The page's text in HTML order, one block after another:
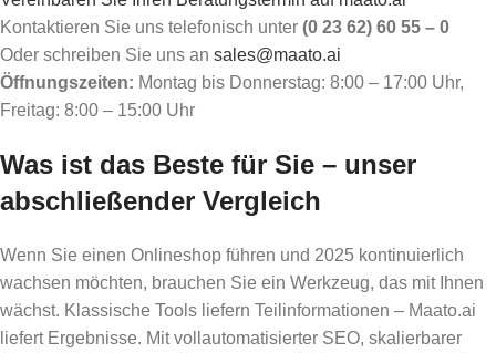
Kontaktieren Sie uns telefonisch unter (0 23 62) 60 55 – 0
Oder schreiben Sie uns an sales@maato.ai
Öffnungszeiten: Montag bis Donnerstag: 8:00 – 17:00 Uhr,
Freitag: 8:00 – 15:00 Uhr
Was ist das Beste für Sie – unser
abschließender Vergleich
Wenn Sie einen Onlineshop führen und 2025 kontinuierlich
wachsen möchten, brauchen Sie ein Werkzeug, das mit Ihnen
wächst. Klassische Tools liefern Teilinformationen – Maato.ai
liefert Ergebnisse. Mit vollautomatisierter SEO, skalierbarer